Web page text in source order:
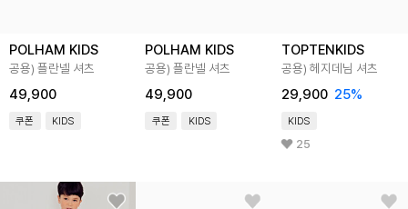
POLHAM KIDS
공용) 플란넬 셔츠
49,900
쿠폰 KIDS
POLHAM KIDS
공용) 플란넬 셔츠
49,900
쿠폰 KIDS
TOPTENKIDS
공용) 헤지데님 셔츠
29,900 25%
KIDS
25